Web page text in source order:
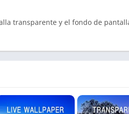
transparente y el fondo de